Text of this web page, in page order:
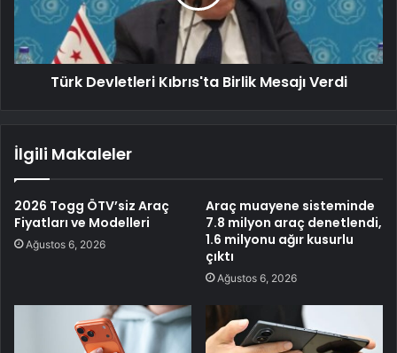
Türk Devletleri Kıbrıs'ta Birlik Mesajı Verdi
İlgili Makaleler
2026 Togg ÖTV’siz Araç
Fiyatları ve Modelleri
Ağustos 6, 2026
Araç muayene sisteminde
7.8 milyon araç denetlendi,
1.6 milyonu ağır kusurlu
çıktı
Ağustos 6, 2026